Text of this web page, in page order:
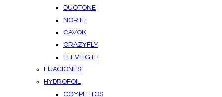
DUOTONE
NORTH
CAVOK
CRAZYFLY
ELEVEIGTH
FIJACIONES
HYDROFOIL
COMPLETOS